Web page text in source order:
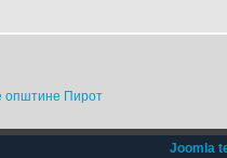
општине Пирот
Joomla